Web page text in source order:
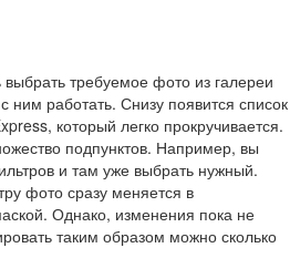
требуемое фото из галереи
ним работать. Снизу появится список
который легко прокручивается.
подпунктов. Например, вы
и там уже выбрать нужный.
фото сразу меняется в
Однако, изменения пока не
таким образом можно сколько